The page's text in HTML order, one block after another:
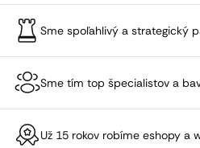
Sme spoľahlivý a strategický
Sme tím top špecialistov a
Už 15 rokov robíme eshopy a